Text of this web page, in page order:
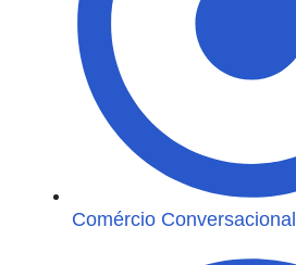
Comércio Conversacional